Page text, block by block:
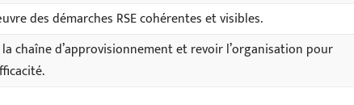
des démarches RSE cohérentes et visibles.
chaîne d’approvisionnement et revoir l’organisation pour